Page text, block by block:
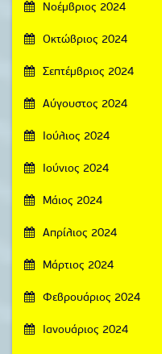
Νοέμβριος 2024
Οκτώβριος 2024
Σεπτέμβριος 2024
Αύγουστος 2024
Ιούλιος 2024
Ιούνιος 2024
Μάιος 2024
Απρίλιος 2024
Μάρτιος 2024
Φεβρουάριος 2024
Ιανουάριος 2024